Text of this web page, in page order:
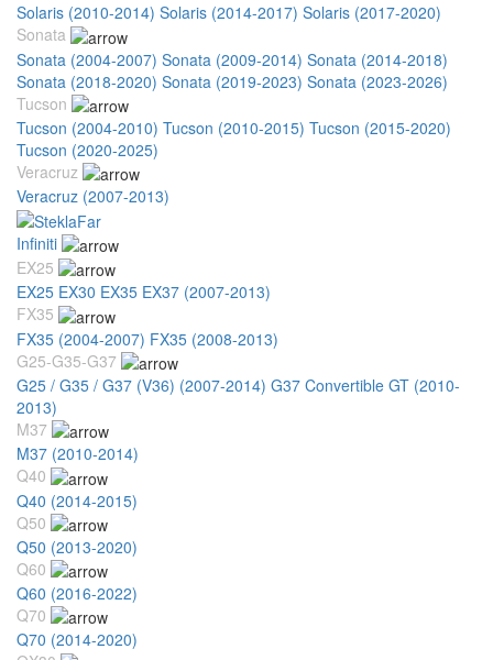
Solaris (2010-2014) Solaris (2014-2017) Solaris (2017-2020)
Sonata
Sonata (2004-2007) Sonata (2009-2014) Sonata (2014-2018)
Sonata (2018-2020) Sonata (2019-2023) Sonata (2023-2026)
Tucson
Tucson (2004-2010) Tucson (2010-2015) Tucson (2015-2020)
Tucson (2020-2025)
Veracruz
Veracruz (2007-2013)
Infiniti
EX25
EX25 EX30 EX35 EX37 (2007-2013)
FX35
FX35 (2004-2007) FX35 (2008-2013)
G25-G35-G37
G25 / G35 / G37 (V36) (2007-2014) G37 Convertible GT (2010-
2013)
M37
M37 (2010-2014)
Q40
Q40 (2014-2015)
Q50
Q50 (2013-2020)
Q60
Q60 (2016-2022)
Q70
Q70 (2014-2020)